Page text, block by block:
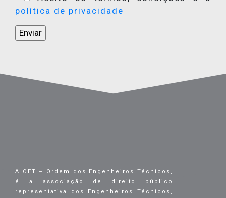
política de privacidade
A OET – Ordem dos Engenheiros Técnicos,
é a associação de direito público
representativa dos Engenheiros Técnicos,